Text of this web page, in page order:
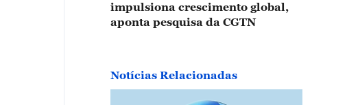
impulsiona crescimento global,
aponta pesquisa da CGTN
Notícias Relacionadas